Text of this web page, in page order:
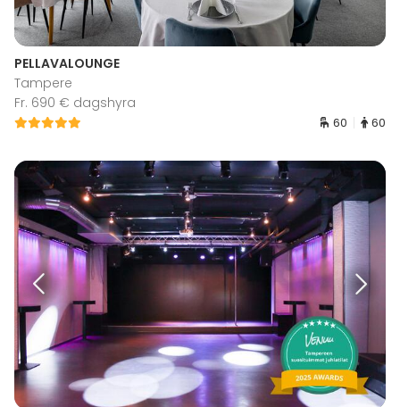
PELLAVALOUNGE
Tampere
Fr. 690 € dagshyra
60 60